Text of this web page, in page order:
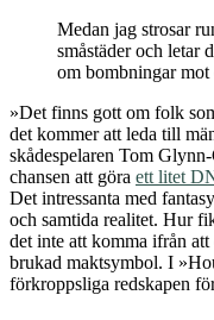
Medan jag strosar
småstäder och letar
om bombningar
»Det finns gott om folk
det kommer att leda till
skådespelaren Tom
chansen att göra ett litet
Det intressanta med
och samtida realitet. Hur
det inte att komma ifrån
brukad maktsymbol. I
förkroppsliga redskapen